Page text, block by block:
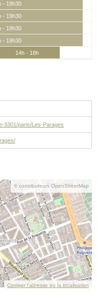
- 19h30
- 19h30
- 19h30
- 19h30
14h - 18h
3301/paris/Les-Parages
© contributeurs OpenStreetMap
Corriger l’adresse ou la localisation